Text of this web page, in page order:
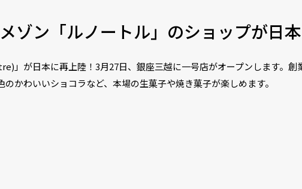
ゾン「ルノートル」のショップが日
」が日本に再上陸！3月27日、銀座三越に一号店がオープンします。創
かわいいショコラなど、本場の生菓子や焼き菓子が楽しめます。